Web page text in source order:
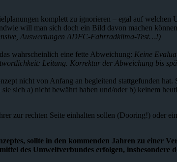
komplett zu ignorieren – egal auf welchen
will man sich doch ein Bild davon machen
Auswertungen ADFC-Fahrradklima-Test…!)
wahrscheinlich eine fette Abweichung: Keine
Leitung. Korrektur der Abweichung bis
nicht von Anfang an begleitend stattgefunden
sich a) nicht bewährt haben und/oder b) keinem
zur rechten Seite einhalten sollen (Dooring!) oder
sollte in den kommenden Jahren zu einer
des Umweltverbundes erfolgen,